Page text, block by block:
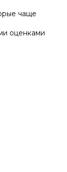
чаще
оценками